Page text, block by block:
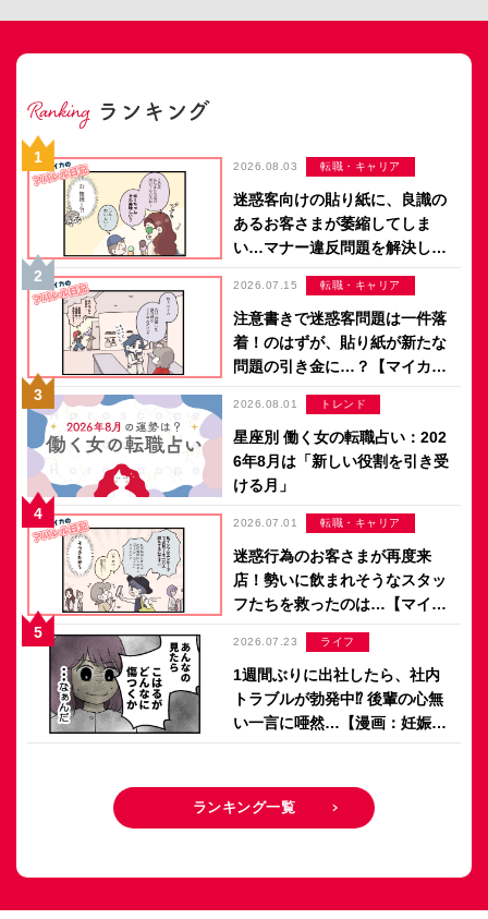
2026.08.03 転職・キャリア
迷惑客向けの貼り紙に、良識の
あるお客さまが萎縮してしま
い…マナー違反問題を解決した
のは意外なアイデア？【マイカ
のアパレル日記 by ぼのこ】
2026.07.15 転職・キャリア
注意書きで迷惑客問題は一件落
着！のはずが、貼り紙が新たな
問題の引き金に…？【マイカの
アパレル日記 by ぼのこ】
2026.08.01 トレンド
星座別 働く女の転職占い：202
6年8月は「新しい役割を引き受
ける月」
2026.07.01 転職・キャリア
迷惑行為のお客さまが再度来
店！勢いに飲まれそうなスタッ
フたちを救ったのは…【マイカ
のアパレル日記 by ぼのこ】
2026.07.23 ライフ
1週間ぶりに出社したら、社内
トラブルが勃発中⁉ 後輩の心無
い一言に唖然…【漫画：妊娠し
ないのは、誰のせい？】
ランキング一覧